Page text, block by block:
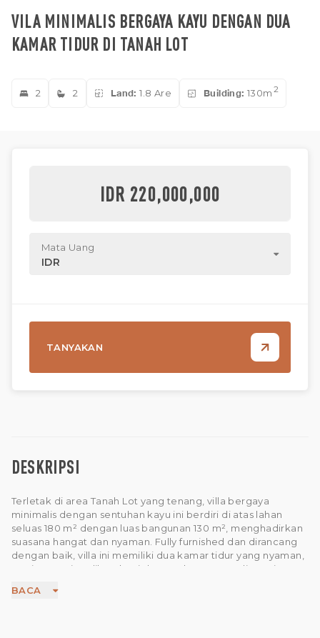
VILA MINIMALIS BERGAYA KAYU DENGAN DUA
KAMAR TIDUR DI TANAH LOT
2 2 Land: 1.8 Are Building: 130m 2
DESKRIPSI
Terletak di area Tanah Lot yang tenang, villa bergaya
minimalis dengan sentuhan kayu ini berdiri di atas lahan
seluas 180 m² dengan luas bangunan 130 m², menghadirkan
suasana hangat dan nyaman. Fully furnished dan dirancang
dengan baik, villa ini memiliki dua kamar tidur yang nyaman,
masing-masing dilengkapi dengan kamar mandi ensuite
makan menciptakan suasana yang santai dan lapang, ideal
BACA
IDR 220,000,000
Mata Uang
IDR
TANYAKAN